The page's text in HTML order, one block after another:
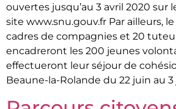
ouvertes jusqu’au 3 avril 2020 sur
site www.snu.gouv.fr Par ailleurs,
cadres de compagnies et 20
encadreront les 200 jeunes
effectueront leur séjour de
Beaune-la-Rolande du 22 juin au